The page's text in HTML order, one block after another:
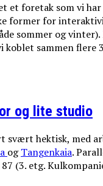
et foretak som vi
former for
sommer og vinter).
koblet sammen
og lite studio
svært hektisk, med
ogTangenkaia.
(3. etg.